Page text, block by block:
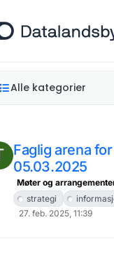
Alle kategorier
Faglig arena
05.03.2025
Møter og
strategi
27. feb. 2025, 11:39